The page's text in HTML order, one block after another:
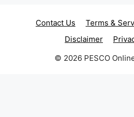
Contact Us Terms &
Disclaimer
© 2026 PESCO